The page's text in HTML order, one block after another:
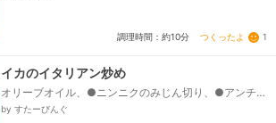
調理時間：約10分 つくったよ 1
イカのイタリアン炒め
オリーブオイル、●ニンニクのみじん切り、●アンチョ
ビフィレ、玉ねぎ、つぼ抜きイカ、ミニトマト、乾燥
by すたーびんぐ